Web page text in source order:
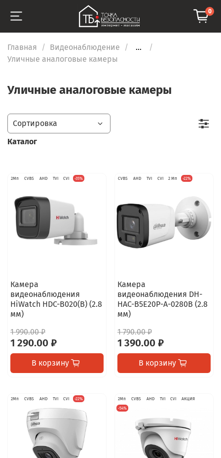
0
Главная Видеонаблюдение
...
Уличные аналоговые камеры
Уличные аналоговые камеры
2Мп CVBS AHD TVI CVI -35%
Камера
видеонаблюдения
HiWatch HDC-B020(B) (2.8
мм)
1 990.00 ₽
1 290.00 ₽
В корзину
CVBS AHD TVI CVI 2 Мп -22%
Камера
видеонаблюдения DH-
HAC-B5E20P-A-0280B (2.8
мм)
1 790.00 ₽
1 390.00 ₽
В корзину
2Мп CVBS AHD TVI CVI -22% 2Мп CVBS AHD TVI CVI
АКЦИЯ
-54%
Каталог